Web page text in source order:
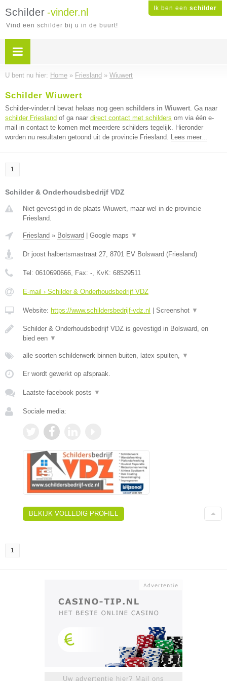
Ik ben een schilder
Schilder -vinder.nl
Vind een schilder bij u in de buurt!
U bent nu hier: Home » Friesland » Wiuwert
Schilder Wiuwert
Schilder-vinder.nl bevat helaas nog geen schilders in Wiuwert. Ga naar
schilder Friesland of ga naar direct contact met schilders om via één e-
mail in contact te komen met meerdere schilders tegelijk. Hieronder
worden nu resultaten getoond uit de provincie Friesland. Lees meer...
1
Schilder & Onderhoudsbedrijf VDZ
Niet gevestigd in de plaats Wiuwert, maar wel in de provincie
Friesland.
Friesland » Bolsward Google maps ▼
Dr joost halbertsmastraat 27, 8701 EV Bolsward (Friesland)
Tel: 0610690666, Fax: -, KvK: 68529511
E-mail › Schilder & Onderhoudsbedrijf VDZ
Website: https://www.schildersbedrijf-vdz.nl Screenshot ▼
Schilder & Onderhoudsbedrijf VDZ is gevestigd in Bolsward, en
bied een ▼
alle soorten schilderwerk binnen buiten, latex spuiten, ▼
Er wordt gewerkt op afspraak.
Laatste facebook posts ▼
Sociale media:
BEKIJK VOLLEDIG PROFIEL
1
Uw advertentie hier? Mail ons